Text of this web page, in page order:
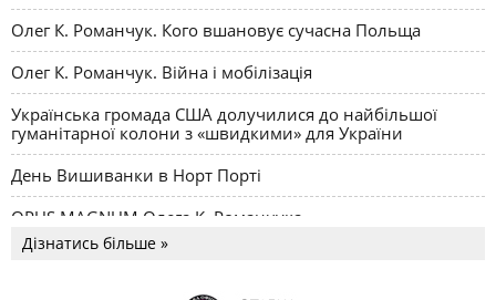
Олег К. Романчук. Кого вшановує сучасна Польща
Олег К. Романчук. Війна і мобілізація
Українська громада США долучилися до найбільшої
гуманітарної колони з «швидкими» для України
День Вишиванки в Норт Порті
OPUS MAGNUM Олега К. Романчука
Дізнатись більше »